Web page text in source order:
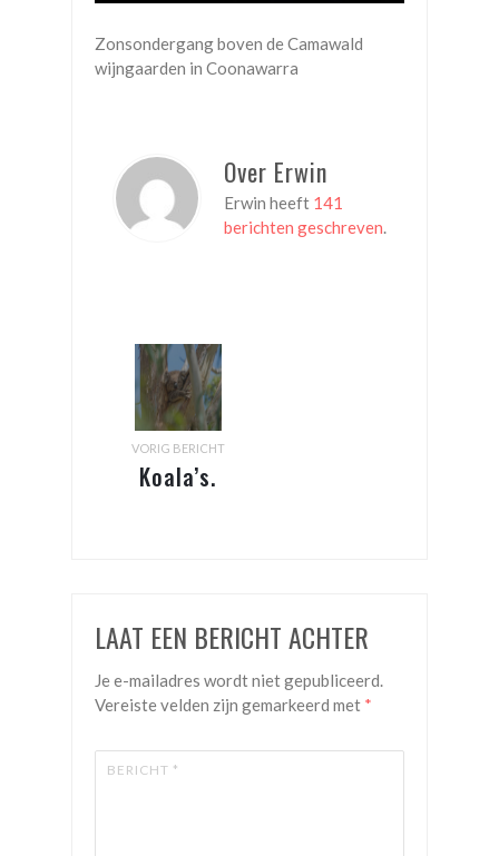
Zonsondergang boven de Camawald
wijngaarden in Coonawarra
Over Erwin
Erwin heeft 141
berichten geschreven.
VORIG BERICHT
Koala’s.
LAAT EEN BERICHT ACHTER
Je e-mailadres wordt niet gepubliceerd.
Vereiste velden zijn gemarkeerd met *